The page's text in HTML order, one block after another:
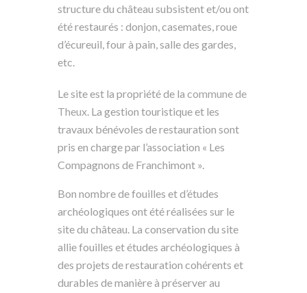
structure du château subsistent et/ou ont
été restaurés : donjon, casemates, roue
d’écureuil, four à pain, salle des gardes,
etc.
Le site est la propriété de la commune de
Theux. La gestion touristique et les
travaux bénévoles de restauration sont
pris en charge par l’association « Les
Compagnons de Franchimont ».
Bon nombre de fouilles et d’études
archéologiques ont été réalisées sur le
site du château. La conservation du site
allie fouilles et études archéologiques à
des projets de restauration cohérents et
durables de manière à préserver au